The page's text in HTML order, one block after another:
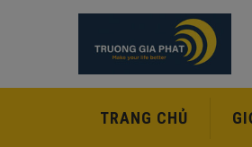
TRANG CHỦ